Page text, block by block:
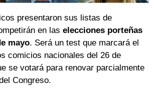
presentaron sus listas de
en las elecciones porteñas
mayo. Será un test que marcará el
comicios nacionales del 26 de
se votará para renovar parcialmente
Congreso.